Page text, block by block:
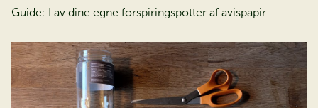
Guide: Lav dine egne forspiringspotter af avispapir